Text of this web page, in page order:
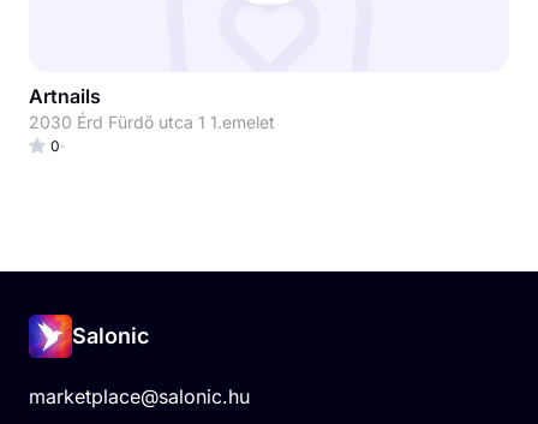
Artnails
2030 Érd Fürdő utca 1 1.emelet
0
Salonic
marketplace@salonic.hu